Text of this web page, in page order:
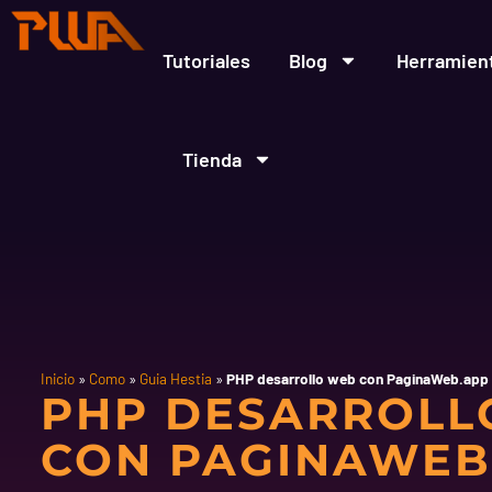
Tutoriales Blog
Tienda
Inicio» Como» Guia Hestia » PHP desarrollo web con PaginaWeb.app
PHP
CON